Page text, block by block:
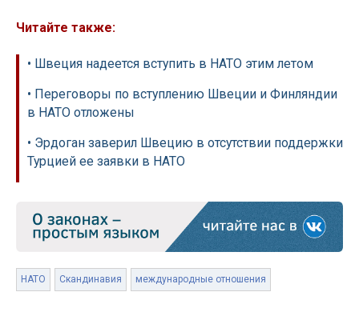
Читайте также:
• Швеция надеется вступить в НАТО этим летом
• Переговоры по вступлению Швеции и Финляндии
в НАТО отложены
• Эрдоган заверил Швецию в отсутствии поддержки
Турцией ее заявки в НАТО
НАТО Скандинавия международные отношения